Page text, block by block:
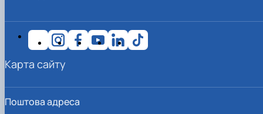
Поштова адреса
Карта сайту